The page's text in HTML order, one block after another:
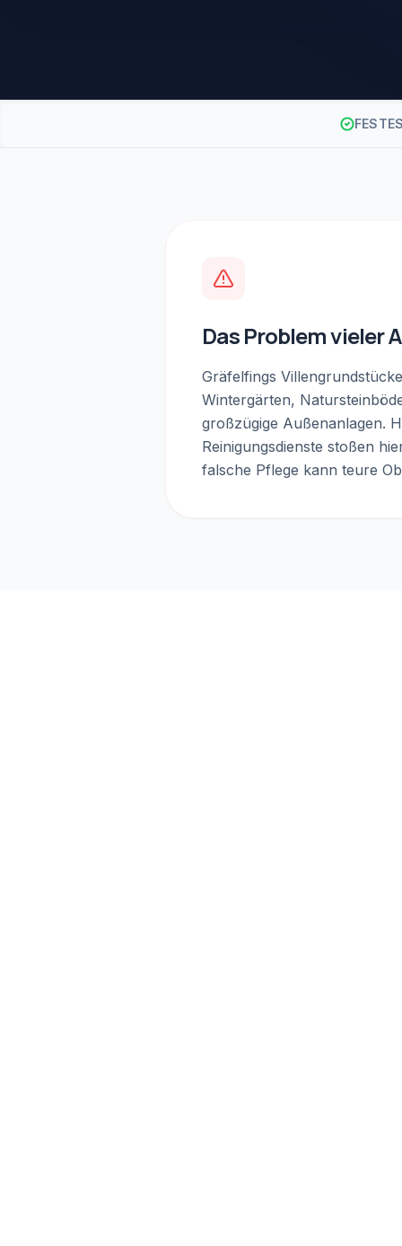
Das Problem vieler
Gräfelfings
Wintergärten,
großzügige Außenanlagen.
Reinigungsdienste stoßen
falsche Pflege kann teure